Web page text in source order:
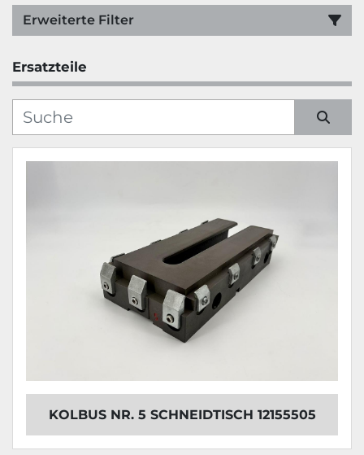
Erweiterte Filter
Kategorie
Hersteller
Ersatzteile
Sortieren nach
KOLBUS NR. 5 SCHNEIDTISCH 12155505